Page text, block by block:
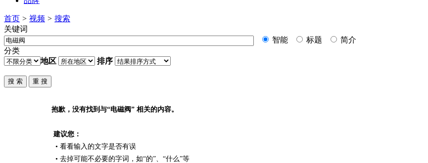
首页 > 视频 > 搜索
关键词
智能
标题
简介
分类
地区
排序
抱歉，没有找到与“电磁阀” 相关的内容。
建议您：
• 看看输入的文字是否有误
• 去掉可能不必要的字词，如“的”、“什么”等